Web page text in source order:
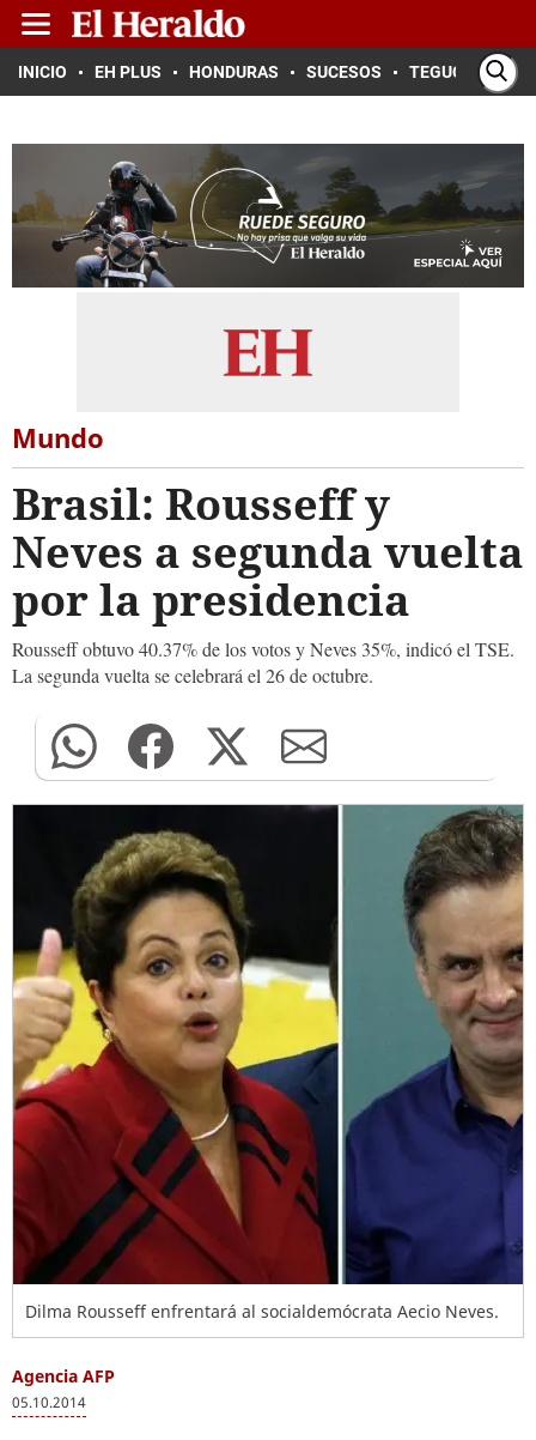
INICIO EH PLUS HONDURAS SUCESOS TEGUCIGALPA
Mundo
Brasil: Rousseff y
Neves a segunda vuelta
por la presidencia
Rousseff obtuvo 40.37% de los votos y Neves 35%, indicó el TSE.
La segunda vuelta se celebrará el 26 de octubre.
Dilma Rousseff enfrentará al socialdemócrata Aecio Neves.
Agencia AFP
05.10.2014